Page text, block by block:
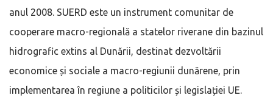
anul 2008. SUERD este un instrument comunitar de
cooperare macro-regională a statelor riverane din bazinul
hidrografic extins al Dunării, destinat dezvoltării
economice și sociale a macro-regiunii dunărene, prin
implementarea în regiune a politicilor și legislației UE.